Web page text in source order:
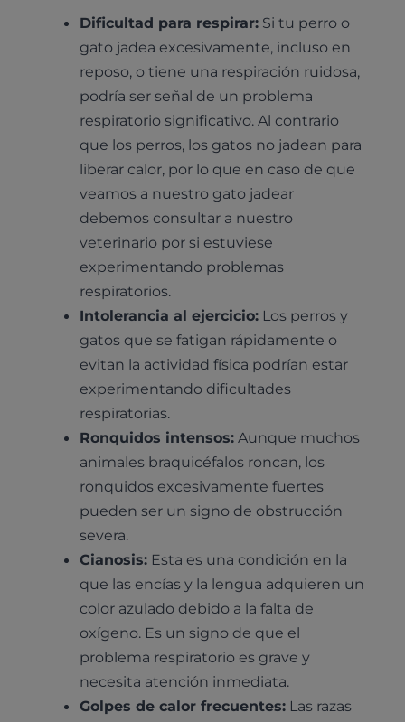
Dificultad para respirar: Si tu perro o
gato jadea excesivamente, incluso en
reposo, o tiene una respiración ruidosa,
podría ser señal de un problema
respiratorio significativo. Al contrario
que los perros, los gatos no jadean para
liberar calor, por lo que en caso de que
veamos a nuestro gato jadear
debemos consultar a nuestro
veterinario por si estuviese
experimentando problemas
respiratorios.
Intolerancia al ejercicio: Los perros y
gatos que se fatigan rápidamente o
evitan la actividad física podrían estar
experimentando dificultades
respiratorias.
Ronquidos intensos: Aunque muchos
animales braquicéfalos roncan, los
ronquidos excesivamente fuertes
pueden ser un signo de obstrucción
severa.
Cianosis: Esta es una condición en la
que las encías y la lengua adquieren un
color azulado debido a la falta de
oxígeno. Es un signo de que el
problema respiratorio es grave y
necesita atención inmediata.
Golpes de calor frecuentes: Las razas